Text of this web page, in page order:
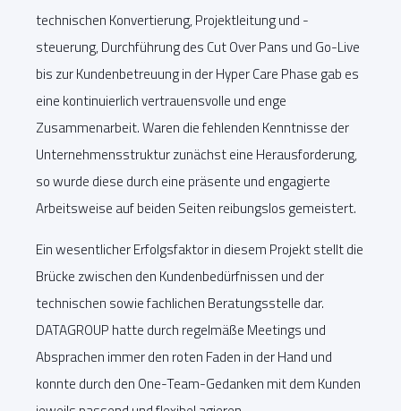
technischen Konvertierung, Projektleitung und -
steuerung, Durchführung des Cut Over Pans und Go-Live
bis zur Kundenbetreuung in der Hyper Care Phase gab es
eine kontinuierlich vertrauensvolle und enge
Zusammenarbeit. Waren die fehlenden Kenntnisse der
Unternehmensstruktur zunächst eine Herausforderung,
so wurde diese durch eine präsente und engagierte
Arbeitsweise auf beiden Seiten reibungslos gemeistert.
Ein wesentlicher Erfolgsfaktor in diesem Projekt stellt die
Brücke zwischen den Kundenbedürfnissen und der
technischen sowie fachlichen Beratungsstelle dar.
DATAGROUP hatte durch regelmäße Meetings und
Absprachen immer den roten Faden in der Hand und
konnte durch den One-Team-Gedanken mit dem Kunden